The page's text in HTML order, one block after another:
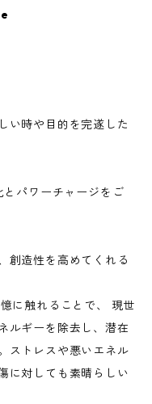
い時や目的を完遂した
パワーチャージをご
創造性を高めてくれる
に触れることで、 現世
ルギーを除去し、潜在
ストレスや悪いエネル
に対しても素晴らしい